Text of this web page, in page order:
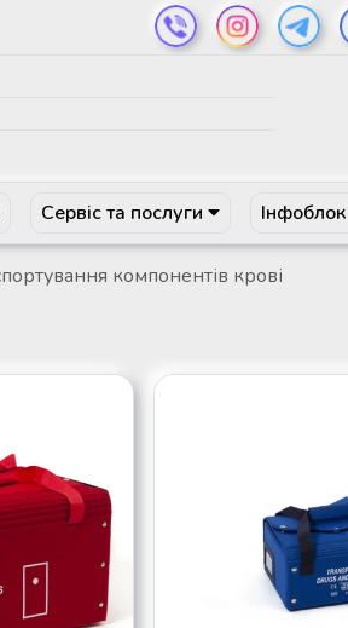
Сервіс та послуги Інфоблок
компонентів крові